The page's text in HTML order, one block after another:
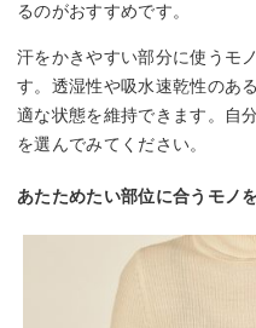
るのがおすすめです。
汗をかきやすい部分に使うモ
す。透湿性や吸水速乾性のあ
適な状態を維持できます。自
を選んでみてください。
あたためたい部位に合うモノ